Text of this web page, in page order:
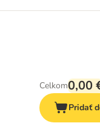
Celkom0,00
Pridať